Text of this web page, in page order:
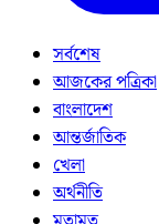
সর্বশেষ
আজকের পত্রিকা
বাংলাদেশ
আন্তর্জাতিক
খেলা
অর্থনীতি